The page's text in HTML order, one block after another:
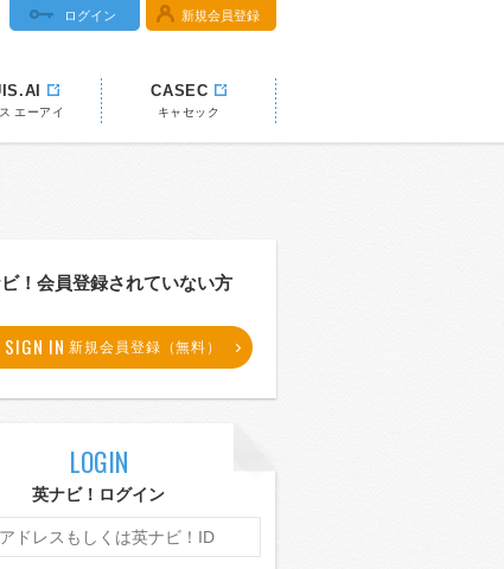
ログイン 新規会員登録
エーアイ
CASEC
キャセック
！会員登録されていない方
SIGN IN 新規会員登録（無料）
LOGIN
英ナビ！ログイン